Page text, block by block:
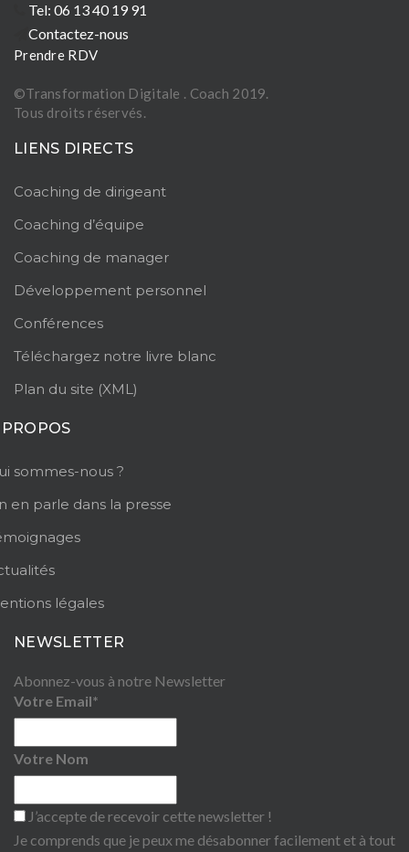
Tel: 06 13 40 19 91
Contactez-nous
Prendre RDV
©Transformation Digitale . Coach 2019.
Tous droits réservés.
LIENS DIRECTS
Coaching de dirigeant
Coaching d’équipe
Coaching de manager
Développement personnel
Conférences
Téléchargez notre livre blanc
Plan du site (XML)
sommes-nous ?
en parle dans la presse
légales
NEWSLETTER
Abonnez-vous à notre Newsletter
Votre Email*
Votre Nom
J’accepte de recevoir cette newsletter !
Je comprends que je peux me désabonner facilement et à tout